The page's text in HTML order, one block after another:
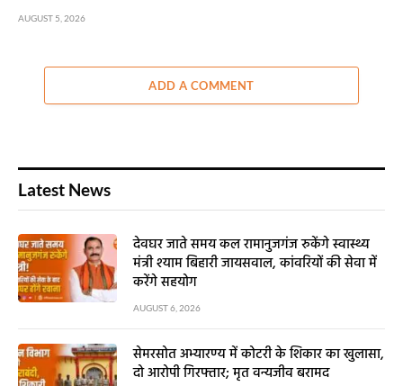
AUGUST 5, 2026
ADD A COMMENT
Latest News
देवघर जाते समय कल रामानुजगंज रुकेंगे स्वास्थ्य
मंत्री श्याम बिहारी जायसवाल, कांवरियों की सेवा में
करेंगे सहयोग
AUGUST 6, 2026
सेमरसोत अभ्यारण्य में कोटरी के शिकार का खुलासा,
दो आरोपी गिरफ्तार; मृत वन्यजीव बरामद